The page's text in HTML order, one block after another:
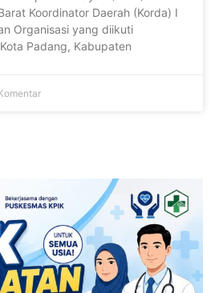
Koordinator Daerah (Korda) I
Organisasi yang diikuti
Padang, Kabupaten